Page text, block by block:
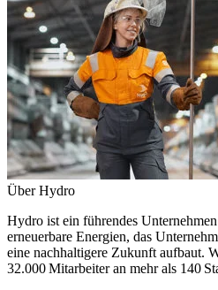
Über Hydro
Hydro ist ein führendes
erneuerbare Energien, das
eine nachhaltigere Zukunft aufbaut.
32.000 Mitarbeiter an mehr als 140